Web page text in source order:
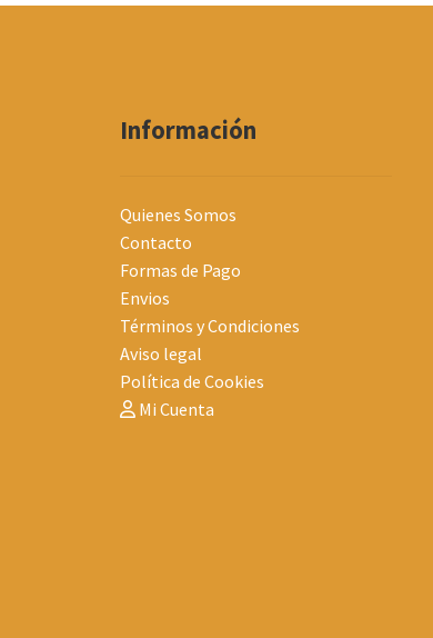
Información
Quienes Somos
Contacto
Formas de Pago
Envios
Términos y Condiciones
Aviso legal
Política de Cookies
Mi Cuenta